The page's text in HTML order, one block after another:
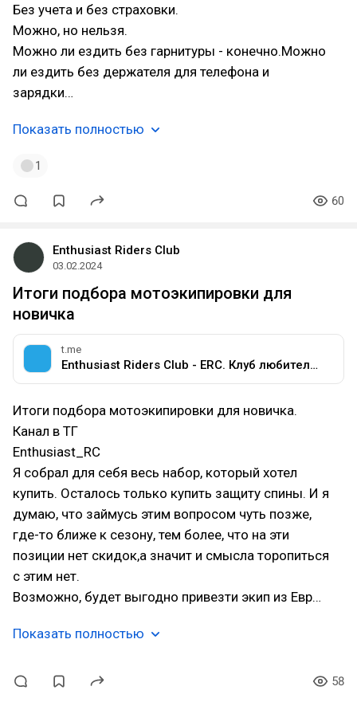
Без учета и без страховки.
Можно, но нельзя.
Можно ли ездить без гарнитуры - конечно.Можно
ли ездить без держателя для телефона и
зарядки…
Показать полностью
1
60
Enthusiast Riders Club
03.02.2024
Итоги подбора мотоэкипировки для
новичка
t.me
Enthusiast Riders Club - ERC. Клуб любителей мотоциклов разных марок.
Итоги подбора мотоэкипировки для новичка.
Канал в ТГ
Enthusiast_RC
Я собрал для себя весь набор, который хотел
купить. Осталось только купить защиту спины. И я
думаю, что займусь этим вопросом чуть позже,
где-то ближе к сезону, тем более, что на эти
позиции нет скидок,а значит и смысла торопиться
с этим нет.
Возможно, будет выгодно привезти экип из Евр…
Показать полностью
58